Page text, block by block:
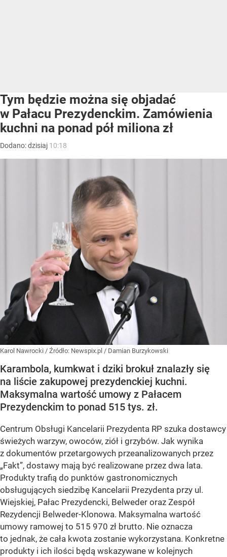
Tym będzie można się objadać
w Pałacu Prezydenckim. Zamówienia
kuchni na ponad pół miliona zł
Dodano:dzisiaj 10:18
Karol Nawrocki / Źródło: Newspix.pl / Damian Burzykowski
Karambola, kumkwat i dziki brokuł znalazły się
na liście zakupowej prezydenckiej kuchni.
Maksymalna wartość umowy z Pałacem
Prezydenckim to ponad 515 tys. zł.
Centrum Obsługi Kancelarii Prezydenta RP szuka dostawcy
świeżych warzyw, owoców, ziół i grzybów. Jak wynika
z dokumentów przetargowych przeanalizowanych przez
„Fakt”, dostawy mają być realizowane przez dwa lata.
Produkty trafią do punktów gastronomicznych
obsługujących siedzibę Kancelarii Prezydenta przy ul.
Wiejskiej, Pałac Prezydencki, Belweder oraz Zespół
Rezydencji Belweder-Klonowa. Maksymalna wartość
umowy ramowej to 515 970 zł brutto. Nie oznacza
to jednak, że cała kwota zostanie wykorzystana. Konkretne
produkty i ich ilości będą wskazywane w kolejnych